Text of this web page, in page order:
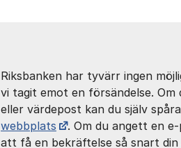
Riksbanken har tyvärr ingen
vi tagit emot en försändelse.
eller värdepost kan du själv
webbplats
. Om du angett en
att få en bekräftelse så snart